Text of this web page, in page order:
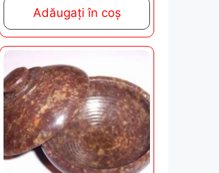
o
5
Adăugați în coș